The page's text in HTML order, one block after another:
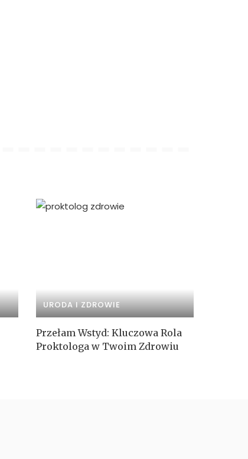
URODA I ZDROWIE
Przełam Wstyd: Kluczowa Rola
Proktologa w Twoim Zdrowiu